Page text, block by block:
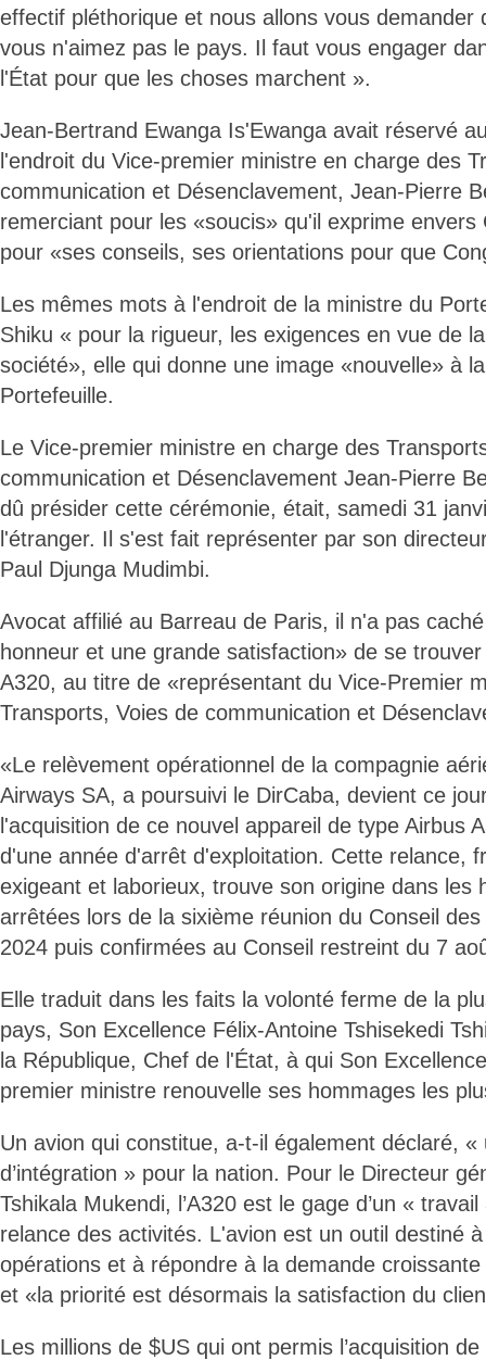
effectif pléthorique et nous allons vous demander
vous n'aimez pas le pays. Il faut vous engager
l'État pour que les choses marchent ».
Jean-Bertrand Ewanga Is'Ewanga avait réservé
l'endroit du Vice-premier ministre en charge des
communication et Désenclavement, Jean-Pierre
remerciant pour les «soucis» qu'il exprime envers
pour «ses conseils, ses orientations pour que
Les mêmes mots à l'endroit de la ministre du
Shiku « pour la rigueur, les exigences en vue de
société», elle qui donne une image «nouvelle» à
Portefeuille.
Le Vice-premier ministre en charge des
communication et Désenclavement Jean-Pierre
dû présider cette cérémonie, était, samedi 31
l'étranger. Il s'est fait représenter par son
Paul Djunga Mudimbi.
Avocat affilié au Barreau de Paris, il n'a pas
honneur et une grande satisfaction» de se
A320, au titre de «représentant du Vice-Premier
Transports, Voies de communication et
«Le relèvement opérationnel de la compagnie
Airways SA, a poursuivi le DirCaba, devient ce
l'acquisition de ce nouvel appareil de type Airbus
d'une année d'arrêt d'exploitation. Cette relance,
exigeant et laborieux, trouve son origine dans les
arrêtées lors de la sixième réunion du Conseil
2024 puis confirmées au Conseil restreint du 7
Elle traduit dans les faits la volonté ferme de la
pays, Son Excellence Félix-Antoine Tshisekedi
la République, Chef de l'État, à qui Son
premier ministre renouvelle ses hommages les
Un avion qui constitue, a-t-il également déclaré, «
d’intégration » pour la nation. Pour le Directeur
Tshikala Mukendi, l’A320 est le gage d’un «
relance des activités. L'avion est un outil destiné
opérations et à répondre à la demande
et «la priorité est désormais la satisfaction du
Les millions de $US qui ont permis l’acquisition